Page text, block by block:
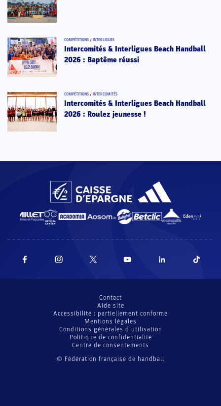
COMPÉTITIONS / INTERLIGUES
Intercomités & Interligues Beach Handball
2026 : Baptême réussi
COMPÉTITIONS / INTERCOMITÉS
Intercomités & Interligues Beach Handball
2026 : Roulez jeunesse !
© Fédération française de handball
Contact
Aide site
Accessibilité : partiellement conforme
Mentions légales
Conditions générales d’utilisation
Politique de confidentialité
Centre de consentements